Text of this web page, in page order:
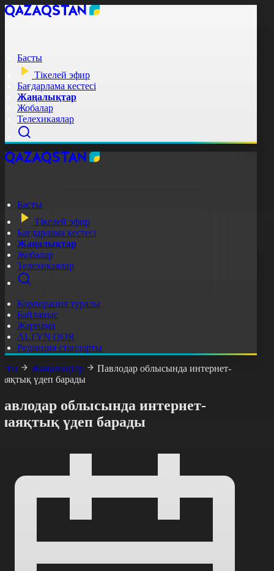
Басты
Тікелей эфир
Бағдарлама кестесі
Жаңалықтар
Жобалар
Телехикаялар
Басты
Тікелей эфир
Бағдарлама кестесі
Жаңалықтар
Жобалар
Телехикаялар
Корпорация туралы
Байланыс
Жарнама
ALTYN QOR
Редакция стандарты
Жаңалықтар
Павлодар облысында интернет-
үдеп барады
облысында интернет-
үдеп барады